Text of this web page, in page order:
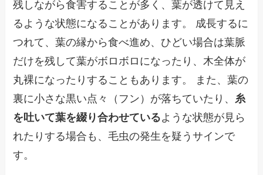
残しながら食害することが多く、葉が透けて見え
るような状態になることがあります。 成長するに
つれて、葉の縁から食べ進め、ひどい場合は葉脈
だけを残して葉がボロボロになったり、木全体が
丸裸になったりすることもあります。 また、葉の
裏に小さな黒い点々（フン）が落ちていたり、糸
を吐いて葉を綴り合わせているような状態が見ら
れたりする場合も、毛虫の発生を疑うサインで
す。